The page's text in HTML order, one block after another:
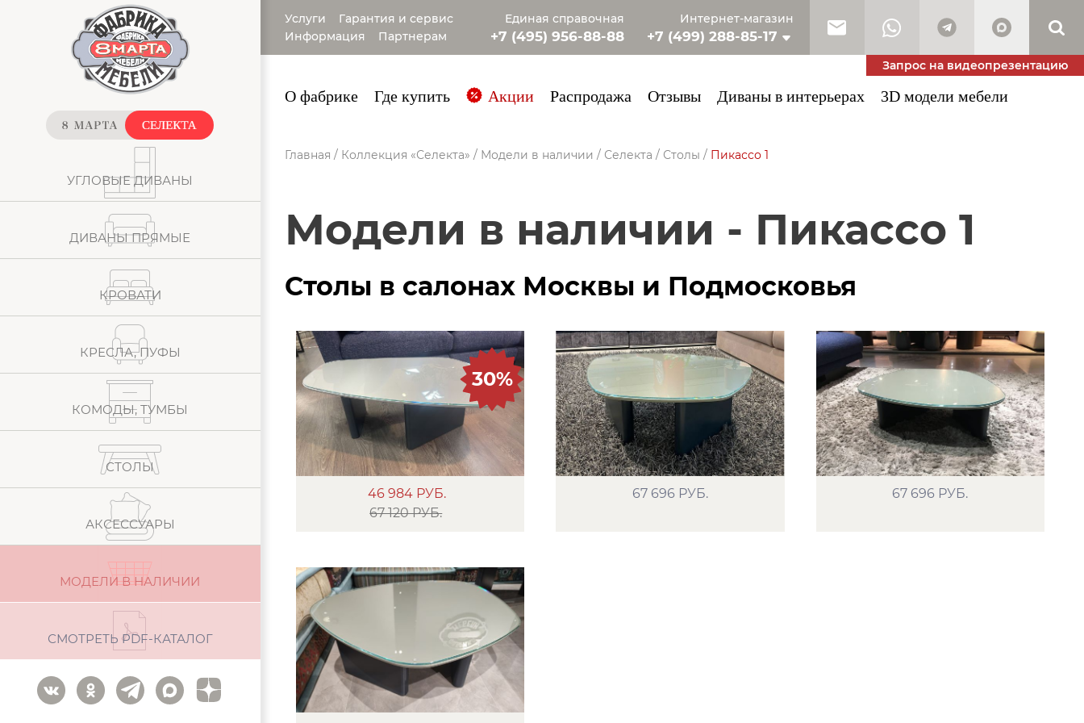
УГЛОВЫЕ ДИВАНЫ
ДИВАНЫ ПРЯМЫЕ
КРОВАТИ
КРЕСЛА, ПУФЫ
КОМОДЫ, ТУМБЫ
СТОЛЫ
АКСЕССУАРЫ
МОДЕЛИ В НАЛИЧИИ
СМОТРЕТЬ PDF-КАТАЛОГ
Услуги
Гарантия и сервис
Информация
Партнерам
Единая справочная
+7 (495) 956-88-88
Интернет-магазин
+7 (499) 288-85-17
+7 (985) 410-53-34
Запрос на видеопрезентацию
О фабрике Где купить Акции Распродажа Отзывы Диваны в интерьерах 3D модели мебели
Главная / Коллекция «Селекта» / Модели в наличии / Селекта / Столы / Пикассо 1
Модели в наличии - Пикассо 1
Столы в салонах Москвы и Подмосковья
46 984 РУБ.
67 120 РУБ.
30%
67 696 РУБ. 67 696 РУБ.